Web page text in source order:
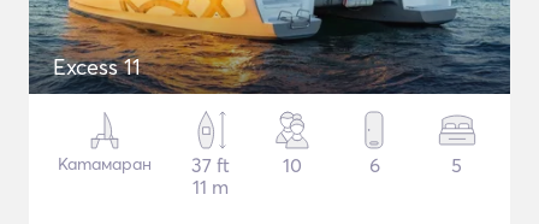
Excess 11
Катамаран
37 ft
11 m
10 6 5